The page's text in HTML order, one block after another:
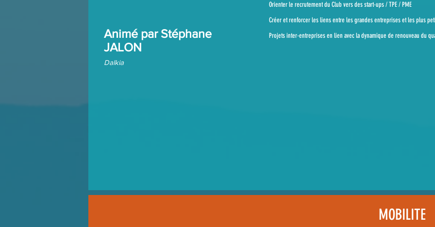
Animé par Stéphane
JALON
Dalkia
Orienter le recrutement du Club vers des start-ups / TPE / PME
Créer et renforcer les liens entre les grandes entreprises et les plus
Projets inter-entreprises en lien avec la dynamique de renouveau du
MOBILITE